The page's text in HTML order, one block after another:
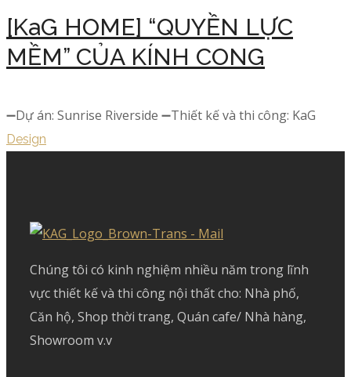
[KaG HOME] “QUYỀN LỰC
MỀM” CỦA KÍNH CONG
➖Dự án: Sunrise Riverside ➖Thiết kế và thi công: KaG
Design
Chúng tôi có kinh nghiệm nhiều năm trong lĩnh
vực thiết kế và thi công nội thất cho: Nhà phố,
Căn hộ, Shop thời trang, Quán cafe/ Nhà hàng,
Showroom v.v